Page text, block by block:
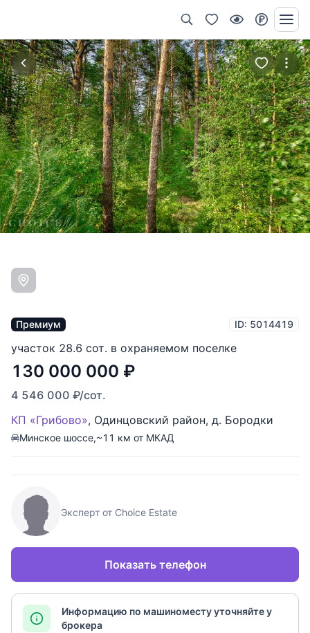
Премиум ID: 5014419
участок 28.6 сот. в охраняемом поселке
130 000 000 ₽
4 546 000 ₽/сот.
КП «Грибово», Одинцовский район, д. Бородки
Минское шоссе,~11 км от МКАД
Эксперт от Choice Estate
Показать телефон
Информацию по машиноместу уточняйте у
брокера